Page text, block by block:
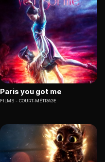
Paris you got me
FILMS COURT-MÉTRAGE